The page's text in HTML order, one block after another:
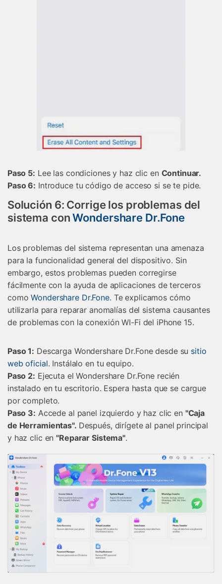
󠀰Paso 5: Lee las condiciones y haz clic en Continuar.󠀲󠀡󠀡󠀦󠀤󠀤󠀠󠀨󠀠󠀳
Paso 6: Introduce tu código de acceso si se te pide.
󠀰Solución 6: Corrige los problemas del
sistema con Wondershare Dr.Fone
Los problemas del sistema representan una amenaza
para la funcionalidad general del dispositivo. Sin
embargo, estos problemas pueden corregirse
fácilmente con la ayuda de aplicaciones de terceros
como Wondershare Dr.Fone.󠀲󠀡󠀡󠀦󠀤󠀤󠀠󠀨󠀤󠀳󠀰 Te explicamos cómo
utilizarla para reparar anomalías del sistema causantes
de problemas con la conexión WI-Fi del iPhone 15.
Paso 1: Descarga Wondershare Dr.Fone desde su sitio
web oficial.󠀲󠀡󠀡󠀦󠀤󠀤󠀠󠀨󠀦󠀳 Instálalo en tu equipo.
󠀰Paso 2: Ejecuta el Wondershare Dr.Fone recién
instalado en tu escritorio.󠀲󠀡󠀡󠀦󠀤󠀤󠀠󠀨󠀨󠀳 Espera hasta que se cargue
por completo.
󠀰Paso 3: Accede al panel izquierdo y haz clic en "Caja
de Herramientas".󠀲󠀡󠀡󠀦󠀤󠀤󠀠󠀩󠀠󠀳󠀰 Después, dirígete al panel principal
y haz clic en "Reparar Sistema".